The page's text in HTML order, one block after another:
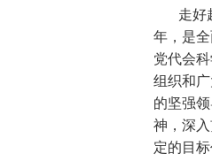
学习贯彻
环境保护
中国共产
迪庆州第
媒体眼中
走好
年，是
党代会
组织和
的坚强
神，深
定的目